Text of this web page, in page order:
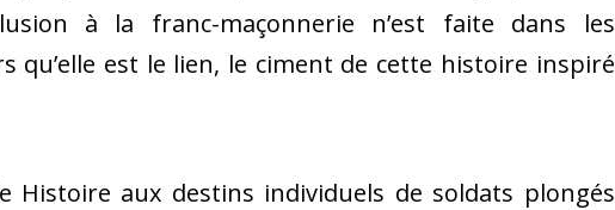
à la franc-maçonnerie n’est faite dans les
qu’elle est le lien, le ciment de cette histoire inspiré
Histoire aux destins individuels de soldats plongés